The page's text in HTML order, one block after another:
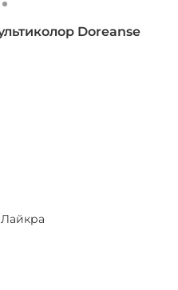
Doreanse
Лайкра